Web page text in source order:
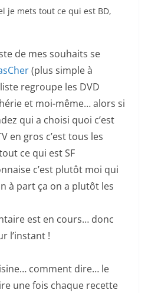
je mets tout ce qui est BD,
de mes souhaits se
(plus simple à
regroupe les DVD
et moi-même… alors si
qui a choisi quoi c’est
en gros c’est tous les
ce qui est SF
c’est plutôt moi qui
à part ça on a plutôt les
est en cours… donc
l’instant !
comment dire… le
une fois chaque recette